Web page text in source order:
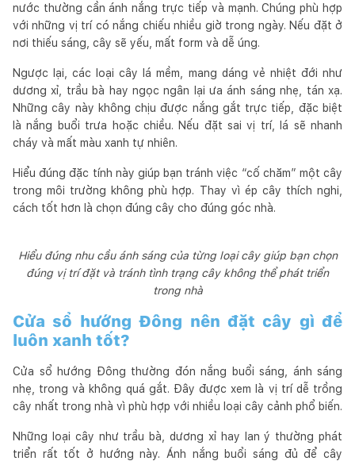
nước thường cần ánh nắng trực tiếp và mạnh. Chúng phù hợp
với những vị trí có nắng chiếu nhiều giờ trong ngày. Nếu đặt ở
nơi thiếu sáng, cây sẽ yếu, mất form và dễ úng.
Ngược lại, các loại cây lá mềm, mang dáng vẻ nhiệt đới như
dương xỉ, trầu bà hay ngọc ngân lại ưa ánh sáng nhẹ, tán xạ.
Những cây này không chịu được nắng gắt trực tiếp, đặc biệt
là nắng buổi trưa hoặc chiều. Nếu đặt sai vị trí, lá sẽ nhanh
cháy và mất màu xanh tự nhiên.
Hiểu đúng đặc tính này giúp bạn tránh việc “cố chăm” một cây
trong môi trường không phù hợp. Thay vì ép cây thích nghi,
cách tốt hơn là chọn đúng cây cho đúng góc nhà.
Hiểu đúng nhu cầu ánh sáng của từng loại cây giúp bạn chọn
đúng vị trí đặt và tránh tình trạng cây không thể phát triển
trong nhà
Cửa sổ hướng Đông nên đặt cây gì để
luôn xanh tốt?
Cửa sổ hướng Đông thường đón nắng buổi sáng, ánh sáng
nhẹ, trong và không quá gắt. Đây được xem là vị trí dễ trồng
cây nhất trong nhà vì phù hợp với nhiều loại cây cảnh phổ biến.
Những loại cây như trầu bà, dương xỉ hay lan ý thường phát
triển rất tốt ở hướng này. Ánh nắng buổi sáng đủ để cây